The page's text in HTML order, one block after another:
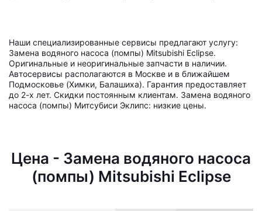
Наши специализированные сервисы предлагают услугу:
Замена водяного насоса (помпы) Mitsubishi Eclipse.
Оригинальные и неоригинальные запчасти в наличии.
Автосервисы располагаются в Москве и в ближайшем
Подмосковье (Химки, Балашиха). Гарантия предоставляет
до 2-х лет. Скидки постоянным клиентам. Замена водяного
насоса (помпы) Митсубиси Эклипс: низкие цены.
Цена - Замена водяного насоса
(помпы) Mitsubishi Eclipse